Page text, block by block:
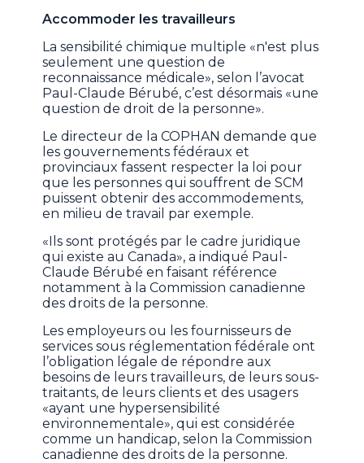
Accommoder les travailleurs
La sensibilité chimique multiple «n'est plus
seulement une question de
reconnaissance médicale», selon l’avocat
Paul-Claude Bérubé, c’est désormais «une
question de droit de la personne».
Le directeur de la COPHAN demande que
les gouvernements fédéraux et
provinciaux fassent respecter la loi pour
que les personnes qui souffrent de SCM
puissent obtenir des accommodements,
en milieu de travail par exemple.
«Ils sont protégés par le cadre juridique
qui existe au Canada», a indiqué Paul-
Claude Bérubé en faisant référence
notamment à la Commission canadienne
des droits de la personne.
Les employeurs ou les fournisseurs de
services sous réglementation fédérale ont
l’obligation légale de répondre aux
besoins de leurs travailleurs, de leurs sous-
traitants, de leurs clients et des usagers
«ayant une hypersensibilité
environnementale», qui est considérée
comme un handicap, selon la Commission
canadienne des droits de la personne.